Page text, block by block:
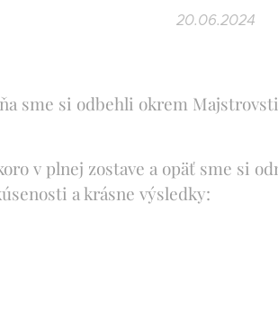
20.06.2024
sme si odbehli okrem
v plnej zostave a opäť sme si
a krásne výsledky: